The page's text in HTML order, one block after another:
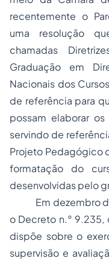
recentemente o
uma resolução
chamadas
Graduação em
Nacionais dos
de referência para
possam elaborar
servindo de
Projeto Pedagógico
formatação do
desenvolvidas pelo
Em dezembro de
o Decreto n.° 9.235,
dispõe sobre o
supervisão e